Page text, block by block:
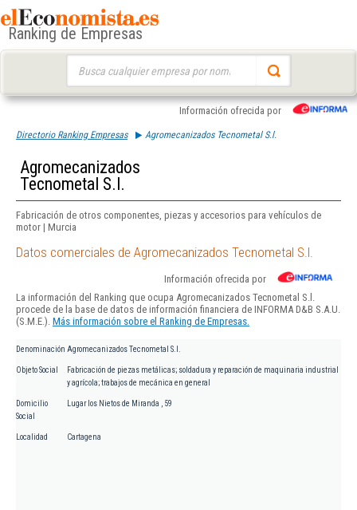
Ranking de Empresas
Información ofrecida por
Directorio Ranking Empresas Agromecanizados Tecnometal S.l.
Agromecanizados
Tecnometal S.l.
Fabricación de otros componentes, piezas y accesorios para vehículos de
motor | Murcia
Datos comerciales de Agromecanizados Tecnometal S.l.
Información ofrecida por
La información del Ranking que ocupa Agromecanizados Tecnometal S.l.
procede de la base de datos de información financiera de INFORMA D&B S.A.U.
(S.M.E.). Más información sobre el Ranking de Empresas.
Denominación Agromecanizados Tecnometal S.l.
Objeto Social
Fabricación de piezas metálicas; soldadura y reparación de maquinaria industrial
y agrícola; trabajos de mecánica en general
Domicilio
Social
Lugar los Nietos de Miranda , 59
Localidad Cartagena